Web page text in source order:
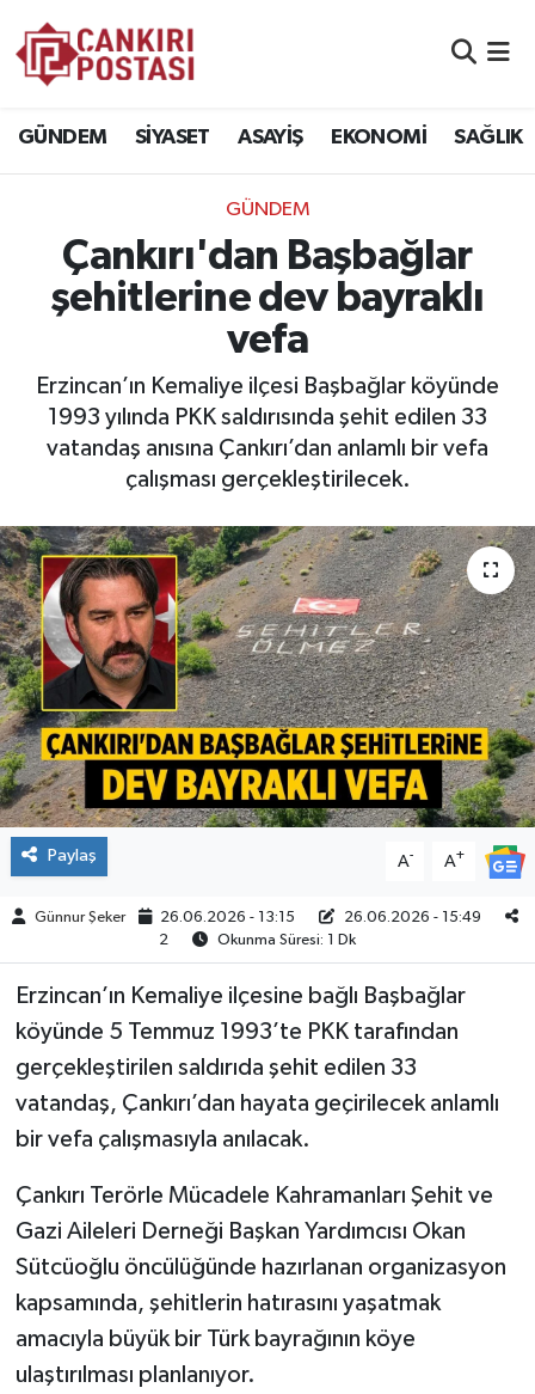
GÜNDEM SİYASET ASAYİŞ EKONOMİ SAĞLIK
GÜNDEM
Çankırı'dan Başbağlar
şehitlerine dev bayraklı
vefa
Erzincan’ın Kemaliye ilçesi Başbağlar köyünde
1993 yılında PKK saldırısında şehit edilen 33
vatandaş anısına Çankırı’dan anlamlı bir vefa
çalışması gerçekleştirilecek.
Paylaş A- A+
Günnur Şeker 26.06.2026 - 13:15
26.06.2026 - 15:49
2
Okunma Süresi: 1 Dk
Erzincan’ın Kemaliye ilçesine bağlı Başbağlar
köyünde 5 Temmuz 1993’te PKK tarafından
gerçekleştirilen saldırıda şehit edilen 33
vatandaş, Çankırı’dan hayata geçirilecek anlamlı
bir vefa çalışmasıyla anılacak.
Çankırı Terörle Mücadele Kahramanları Şehit ve
Gazi Aileleri Derneği Başkan Yardımcısı Okan
Sütcüoğlu öncülüğünde hazırlanan organizasyon
kapsamında, şehitlerin hatırasını yaşatmak
amacıyla büyük bir Türk bayrağının köye
ulaştırılması planlanıyor.
EKONOMİ
SPOR
EĞİTİM
ÇEVRE
İLÇELER
RESMİ İLANLAR
KÜLTÜR
TURİZM
MAGAZİN
BİLİM&TEKNOLOJİ
BÖLGE
TÜRKİYE
DÜNYA
Trafik Durumu
Süper Lig Puan Durumu ve Fikstür
Tüm Manşetler
Son Dakika Haberleri